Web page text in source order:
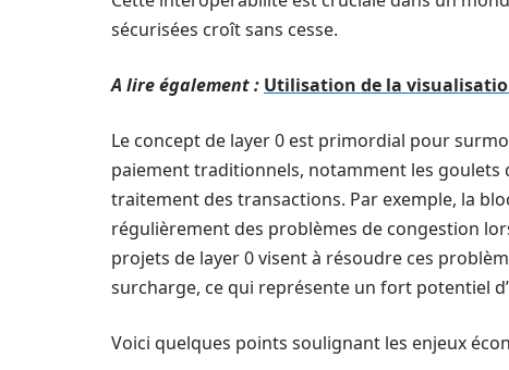
sécurisées croît sans cesse.
A lire également : Utilisation de la
Le concept de layer 0 est primordial pour
paiement traditionnels, notamment les goulets
traitement des transactions. Par exemple, la
régulièrement des problèmes de congestion
projets de layer 0 visent à résoudre ces
surcharge, ce qui représente un fort potentiel
Voici quelques points soulignant les enjeux